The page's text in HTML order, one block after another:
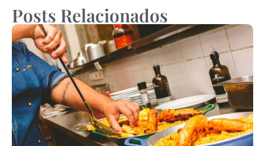
Posts Relacionados